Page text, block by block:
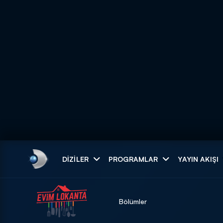
DIZILER PROGRAMLAR YAYIN AKIŞI
Bölümler